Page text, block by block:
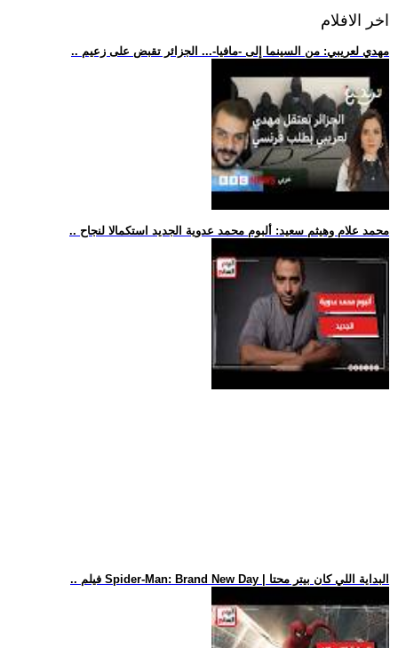
اخر الافلام
.. مهدي لعريبي: من السينما إلى -مافيا-... الجزائر تقبض على زعيم
.. محمد علام وهيثم سعيد: ألبوم محمد عدوية الجديد استكمالا لنجاح
.. فيلم Spider-Man: Brand New Day | البداية اللي كان بيتر محتا